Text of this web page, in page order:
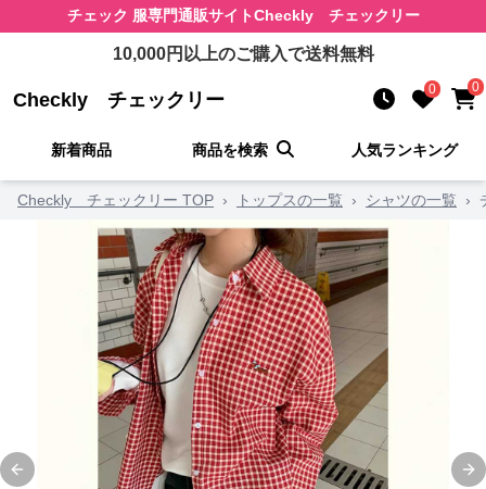
チェック 服専門通販サイトCheckly チェックリー
10,000円以上のご購入で送料無料
Checkly チェックリー 0 0
新着商品 商品を検索 人気ランキング
Checkly チェックリー TOP › トップスの一覧 › シャツの一覧 ›
Previous slide